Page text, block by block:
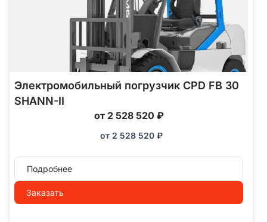
Электромобильный погрузчик CPD FB 30
SHANN-II
от 2 528 520 ₽
от 2 528 520 ₽
Подробнее
Заказать